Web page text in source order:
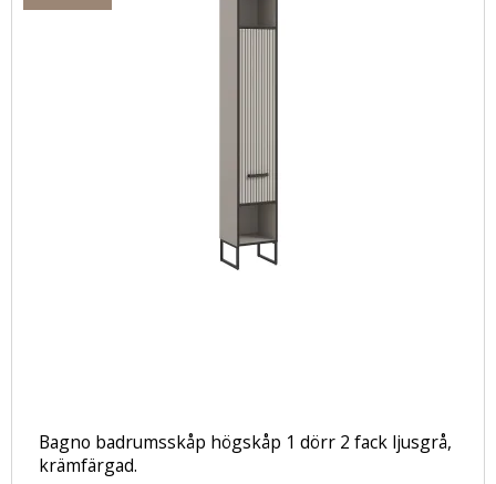
Bagno badrumsskåp högskåp 1 dörr 2 fack ljusgrå,
krämfärgad.